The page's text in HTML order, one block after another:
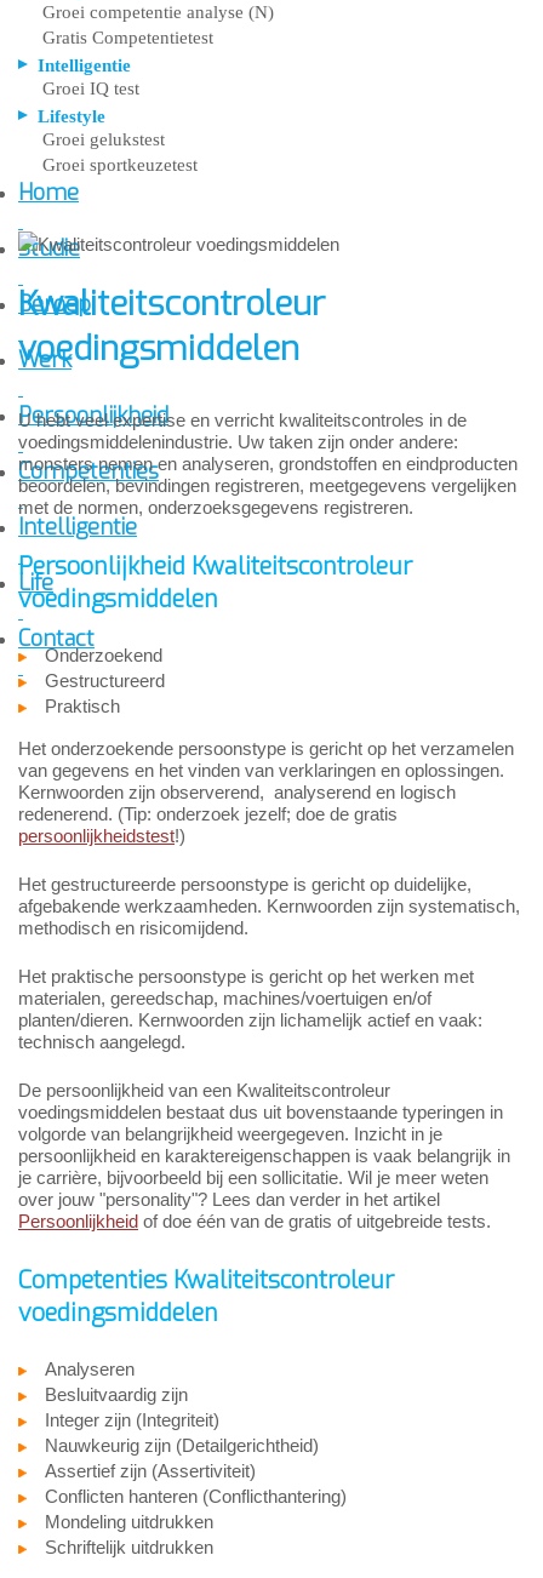
Groei competentie analyse (N)
Gratis Competentietest
Intelligentie
Groei IQ test
Lifestyle
Groei gelukstest
Groei sportkeuzetest
Home
Studie
Beroep
Werk
Persoonlijkheid
Competenties
Intelligentie
Life
Contact
Kwaliteitscontroleur
voedingsmiddelen
U hebt veel expertise en verricht kwaliteitscontroles in de
voedingsmiddelenindustrie. Uw taken zijn onder andere:
monsters nemen en analyseren, grondstoffen en eindproducten
beoordelen, bevindingen registreren, meetgegevens vergelijken
met de normen, onderzoeksgegevens registreren.
Persoonlijkheid Kwaliteitscontroleur
voedingsmiddelen
Onderzoekend
Gestructureerd
Praktisch
Het onderzoekende persoonstype is gericht op het verzamelen
van gegevens en het vinden van verklaringen en oplossingen.
Kernwoorden zijn observerend, analyserend en logisch
redenerend. (Tip: onderzoek jezelf; doe de gratis
persoonlijkheidstest!)
Het gestructureerde persoonstype is gericht op duidelijke,
afgebakende werkzaamheden. Kernwoorden zijn systematisch,
methodisch en risicomijdend.
Het praktische persoonstype is gericht op het werken met
materialen, gereedschap, machines/voertuigen en/of
planten/dieren. Kernwoorden zijn lichamelijk actief en vaak:
technisch aangelegd.
De persoonlijkheid van een Kwaliteitscontroleur
voedingsmiddelen bestaat dus uit bovenstaande typeringen in
volgorde van belangrijkheid weergegeven. Inzicht in je
persoonlijkheid en karaktereigenschappen is vaak belangrijk in
je carrière, bijvoorbeeld bij een sollicitatie. Wil je meer weten
over jouw "personality"? Lees dan verder in het artikel
Persoonlijkheid of doe één van de gratis of uitgebreide tests.
Competenties Kwaliteitscontroleur
voedingsmiddelen
Analyseren
Besluitvaardig zijn
Integer zijn (Integriteit)
Nauwkeurig zijn (Detailgerichtheid)
Assertief zijn (Assertiviteit)
Conflicten hanteren (Conflicthantering)
Mondeling uitdrukken
Schriftelijk uitdrukken